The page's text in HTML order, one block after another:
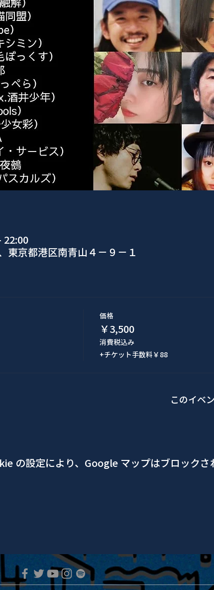
22:00
東京都港区南青山４−９−１
価格
￥3,500
消費税込み
+チケット手数料￥88
このイベ
の設定により、Google マップはブロックさ